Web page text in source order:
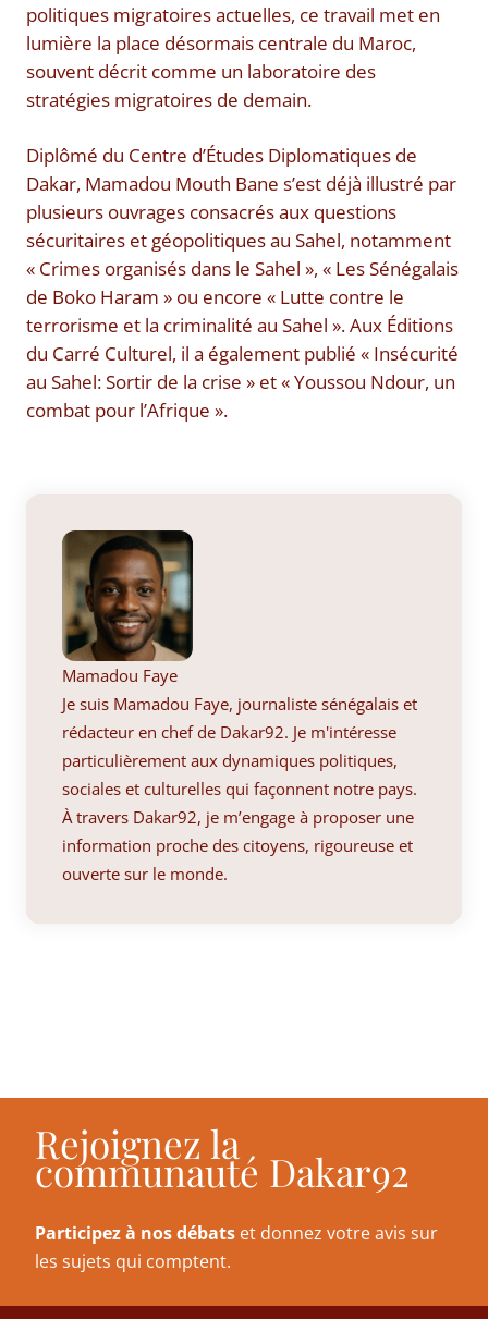
politiques migratoires actuelles, ce travail met en
lumière la place désormais centrale du Maroc,
souvent décrit comme un laboratoire des
stratégies migratoires de demain.
Diplômé du Centre d’Études Diplomatiques de
Dakar, Mamadou Mouth Bane s’est déjà illustré par
plusieurs ouvrages consacrés aux questions
sécuritaires et géopolitiques au Sahel, notamment
« Crimes organisés dans le Sahel », « Les Sénégalais
de Boko Haram » ou encore « Lutte contre le
terrorisme et la criminalité au Sahel ». Aux Éditions
du Carré Culturel, il a également publié « Insécurité
au Sahel: Sortir de la crise » et « Youssou Ndour, un
combat pour l’Afrique ».
Mamadou Faye
Je suis Mamadou Faye, journaliste sénégalais et
rédacteur en chef de Dakar92. Je m'intéresse
particulièrement aux dynamiques politiques,
sociales et culturelles qui façonnent notre pays.
À travers Dakar92, je m’engage à proposer une
information proche des citoyens, rigoureuse et
ouverte sur le monde.
Rejoignez la
communauté Dakar92
Participez à nos débats et donnez votre avis sur
les sujets qui comptent.